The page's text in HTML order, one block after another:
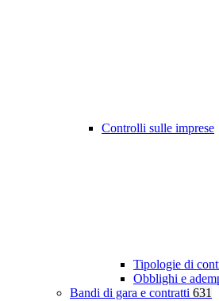
Controlli sulle imprese
Tipologie di
Obblighi e
Bandi di gara e contratti 631